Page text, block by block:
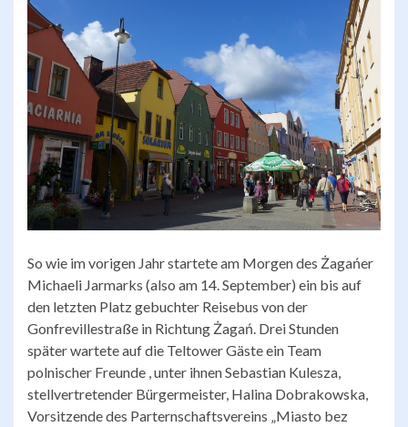
So wie im vorigen Jahr startete am Morgen des Żagańer
Michaeli Jarmarks (also am 14. September) ein bis auf
den letzten Platz gebuchter Reisebus von der
Gonfrevillestraße in Richtung Żagań. Drei Stunden
später wartete auf die Teltower Gäste ein Team
polnischer Freunde , unter ihnen Sebastian Kulesza,
stellvertretender Bürgermeister, Halina Dobrakowska,
Vorsitzende des Parternschaftsvereins „Miasto bez